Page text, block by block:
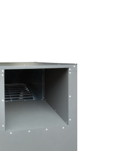
DETAILS